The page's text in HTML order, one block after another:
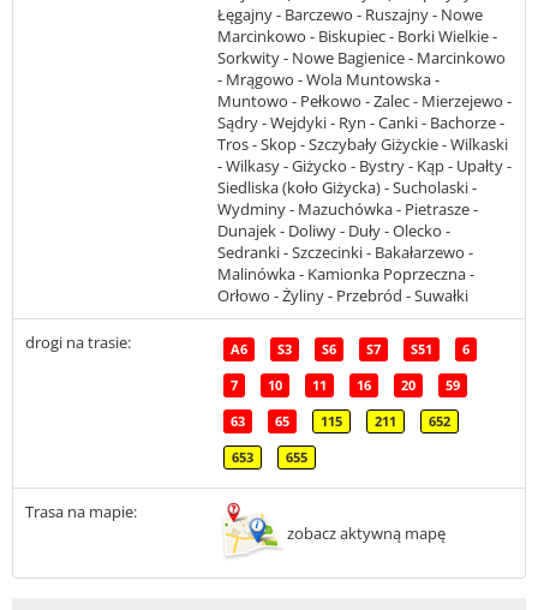
Łęgajny - Barczewo - Ruszajny - Nowe
Marcinkowo - Biskupiec - Borki Wielkie -
Sorkwity - Nowe Bagienice - Marcinkowo
- Mrągowo - Wola Muntowska -
Muntowo - Pełkowo - Zalec - Mierzejewo -
Sądry - Wejdyki - Ryn - Canki - Bachorze -
Tros - Skop - Szczybały Giżyckie - Wilkaski
- Wilkasy - Giżycko - Bystry - Kąp - Upałty -
Siedliska (koło Giżycka) - Sucholaski -
Wydminy - Mazuchówka - Pietrasze -
Dunajek - Doliwy - Duły - Olecko -
Sedranki - Szczecinki - Bakałarzewo -
Malinówka - Kamionka Poprzeczna -
Orłowo - Żyliny - Przebród - Suwałki
drogi na trasie: A6 S3 S6 S7 S51 6
7 10 11 16 20 59
63 65 115 211 652
653 655
Trasa na mapie:
zobacz aktywną mapę